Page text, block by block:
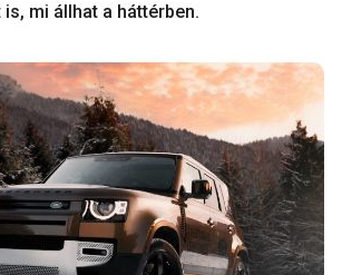
mi állhat a háttérben.